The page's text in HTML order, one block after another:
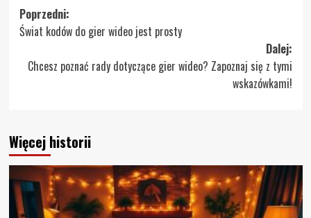
Zobacz
wpisy
Poprzedni:
Świat kodów do gier wideo jest prosty
Dalej:
Chcesz poznać rady dotyczące gier wideo? Zapoznaj się z tymi
wskazówkami!
Więcej historii